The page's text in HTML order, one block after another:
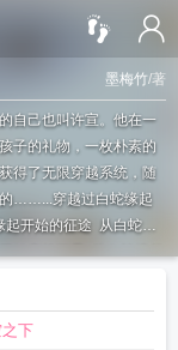
墨梅竹/著
自己也叫许宣。他在一
子的礼物，一枚朴素的
得了无限穿越系统，随
的……...穿越过白蛇缘起
起开始的征途 从白蛇缘
下